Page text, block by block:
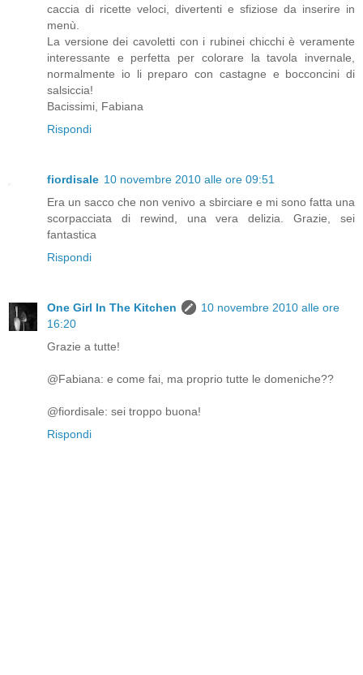
caccia di ricette veloci, divertenti e sfiziose da inserire in
menù.
La versione dei cavoletti con i rubinei chicchi è veramente
interessante e perfetta per colorare la tavola invernale,
normalmente io li preparo con castagne e bocconcini di
salsiccia!
Bacissimi, Fabiana
Rispondi
fiordisale 10 novembre 2010 alle ore 09:51
Era un sacco che non venivo a sbirciare e mi sono fatta una
scorpacciata di rewind, una vera delizia. Grazie, sei
fantastica
Rispondi
One Girl In The Kitchen
10 novembre 2010 alle ore
16:20
Grazie a tutte!
@Fabiana: e come fai, ma proprio tutte le domeniche??
@fiordisale: sei troppo buona!
Rispondi